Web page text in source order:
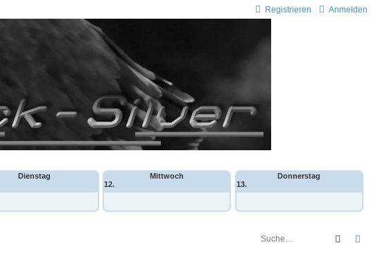
Anmelden
Registrieren
Dienstag
Mittwoch
12.
Donnerstag
13.
Suche